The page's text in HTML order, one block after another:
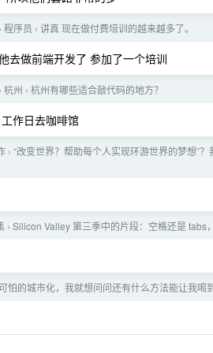
› 程序员 › 讲真 现在做付费培训的越来越多了。
去做前端开发了 参加了一个培训
› 杭州 › 杭州有哪些适合敲代码的地方？
作日去咖啡馆
› “改变世界？帮助每个人实现环游世界的梦想”
› Silicon Valley 第三季中的片段：空格还是 tabs
怕的城市化，我就想问问还有什么方法能让我喝